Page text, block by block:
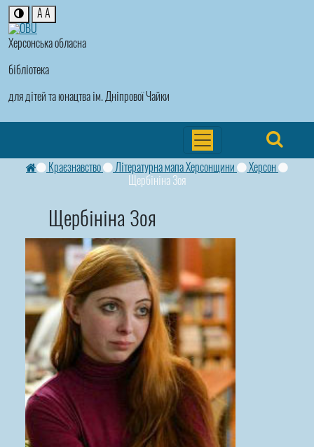
Херсонська обласна
бібліотека
для дітей та юнацтва ім. Дніпрової Чайки
A A
Краєзнавство Літературна мапа Херсонщини
Херсон
Щербініна Зоя
Щербініна Зоя